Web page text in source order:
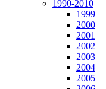
1990-2010
1999
2000
2001
2002
2003
2004
2005